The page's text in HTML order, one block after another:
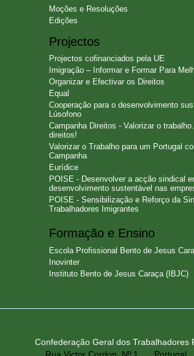
Moções e Resoluções
Edições
Projectos
Projectos cofinanciados pela UE
Imigração – Informar e Formar Para
Organizar e Efectivar os Direitos
Equal
Cooperação para o desenvolvimento
Lúsofono
Campanha Direitos - Valorizar o
direitos!
Valorizar o Trabalho para um Portugal
Campanha
Eurídice
POISE - Desenvolver a acção sindical
desenvolvimento sustentável nas
POISE - Sensibilização e Reforço da
Trabalhadores Imigrantes
Formação e Ensino
Escola Profissional Bento de Jesus
Inovinter
Instituto Bento de Jesus Caraça (IBJC)
Confederação Geral dos Trabalhadores
Rua Victor Cordon, Nº 1
Portugal